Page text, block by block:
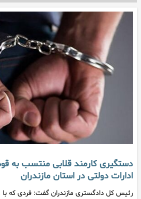
دستگیری کارمند قلابی منتسب به
ادارات دولتی در استان مازندران
رئیس کل دادگستری مازندران گفت: فردی که